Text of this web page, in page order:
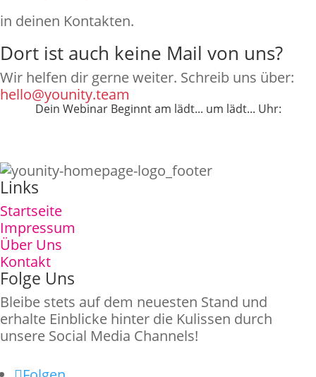
in deinen Kontakten.
Dort ist auch keine Mail von uns?
Wir helfen dir gerne weiter. Schreib uns über:
hello@younity.team
Dein Webinar Beginnt am lädt... um lädt... Uhr:
Links
Startseite
Impressum
Über Uns
Kontakt
Folge Uns
Bleibe stets auf dem neuesten Stand und
erhalte Einblicke hinter die Kulissen durch
unsere Social Media Channels!